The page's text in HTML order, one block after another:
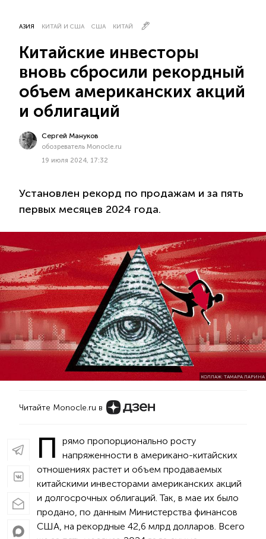
АЗИЯ КИТАЙ И США США КИТАЙ
Китайские инвесторы
вновь сбросили рекордный
объем американских акций
и облигаций
Сергей Мануков
обозреватель Monocle.ru
19 июля 2024, 17:32
Установлен рекорд по продажам и за пять
первых месяцев 2024 года.
КОЛЛАЖ: ТАМАРА ЛАРИНА
Читайте Monocle.ru в
П
рямо пропорционально росту
напряженности в американо-китайских
отношениях растет и объем продаваемых
китайскими инвесторами американских акций
и долгосрочных облигаций. Так, в мае их было
продано, по данным Министерства финансов
США, на рекордные 42,6 млрд долларов. Всего